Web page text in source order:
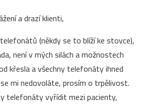
a drazí klienti,
(někdy se to blíží ke stovce),
není v mých silách a možnostech
křesla a všechny telefonáty ihned
mi nedovoláte, prosím o trpělivost.
telefonáty vyřídit mezi pacienty,